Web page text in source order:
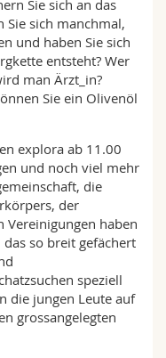
Sie sich an das
Sie sich manchmal,
und haben Sie sich
entsteht? Wer
man Ärzt_in?
Sie ein Olivenöl
explora ab 11.00
und noch viel mehr
die
der
Vereinigungen haben
so breit gefächert
speziell
die jungen Leute auf
grossangelegten